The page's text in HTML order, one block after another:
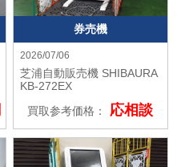
券売機
2026/07/06
芝浦自動販売機 SHIBAURA
KB-272EX
買取参考価格：
応相談